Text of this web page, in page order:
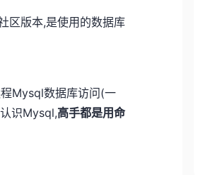
区版本,是使用的数据库
Mysql数据库访问(一
识Mysql,高手都是用命